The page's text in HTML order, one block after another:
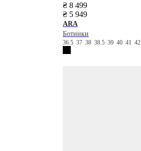
₴ 8 499
₴ 5 949
ARA
Ботинки
36.5 37 38 38.5 39 40 41 42